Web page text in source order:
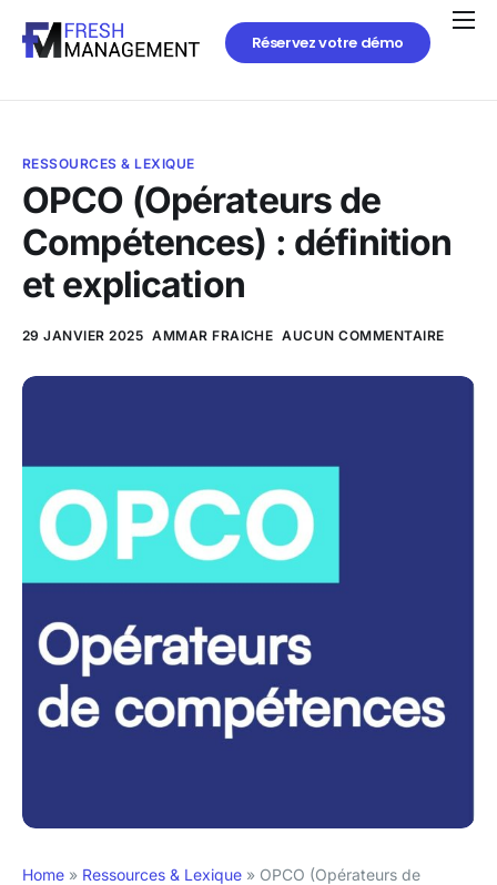
Réservez votre démo
RESSOURCES & LEXIQUE
OPCO (Opérateurs de
Compétences) : définition
et explication
29 JANVIER 2025 AMMAR FRAICHE AUCUN COMMENTAIRE
Home » Ressources & Lexique » OPCO (Opérateurs de